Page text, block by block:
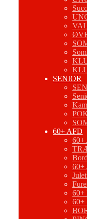
SENIOR
60+ AFD
60+
60+
60+
60+